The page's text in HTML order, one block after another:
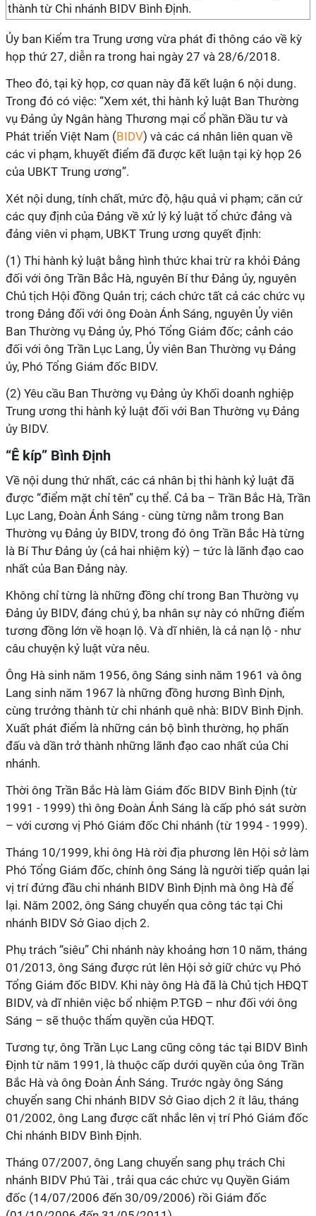
thành từ Chi nhánh BIDV Bình Định.
Ủy ban Kiểm tra Trung ương vừa phát đi thông cáo về kỳ
họp thứ 27, diễn ra trong hai ngày 27 và 28/6/2018.
Theo đó, tại kỳ họp, cơ quan này đã kết luận 6 nội dung.
Trong đó có việc: “Xem xét, thi hành kỷ luật Ban Thường
vụ Đảng ủy Ngân hàng Thương mại cổ phần Đầu tư và
Phát triển Việt Nam (BIDV) và các cá nhân liên quan về
các vi phạm, khuyết điểm đã được kết luận tại kỳ họp 26
của UBKT Trung ương”.
Xét nội dung, tính chất, mức độ, hậu quả vi phạm; căn cứ
các quy định của Đảng về xử lý kỷ luật tổ chức đảng và
đảng viên vi phạm, UBKT Trung ương quyết định:
(1) Thi hành kỷ luật bằng hình thức khai trừ ra khỏi Đảng
đối với ông Trần Bắc Hà, nguyên Bí thư Đảng ủy, nguyên
Chủ tịch Hội đồng Quản trị; cách chức tất cả các chức vụ
trong Đảng đối với ông Đoàn Ánh Sáng, nguyên Ủy viên
Ban Thường vụ Đảng ủy, Phó Tổng Giám đốc; cảnh cáo
đối với ông Trần Lục Lang, Ủy viên Ban Thường vụ Đảng
ủy, Phó Tổng Giám đốc BIDV.
(2) Yêu cầu Ban Thường vụ Đảng ủy Khối doanh nghiệp
Trung ương thi hành kỷ luật đối với Ban Thường vụ Đảng
ủy BIDV.
“Ê kíp” Bình Định
Về nội dung thứ nhất, các cá nhân bị thi hành kỷ luật đã
được “điểm mặt chỉ tên” cụ thể. Cả ba – Trần Bắc Hà, Trần
Lục Lang, Đoàn Ánh Sáng - cùng từng nằm trong Ban
Thường vụ Đảng ủy BIDV, trong đó ông Trần Bắc Hà từng
là Bí Thư Đảng ủy (cả hai nhiệm kỳ) – tức là lãnh đạo cao
nhất của Ban Đảng này.
Không chỉ từng là những đồng chí trong Ban Thường vụ
Đảng ủy BIDV, đáng chú ý, ba nhân sự này có những điểm
tương đồng lớn về hoạn lộ. Và dĩ nhiên, là cả nạn lộ - như
câu chuyện kỷ luật vừa nêu.
Ông Hà sinh năm 1956, ông Sáng sinh năm 1961 và ông
Lang sinh năm 1967 là những đồng hương Bình Định,
cùng trưởng thành từ chi nhánh quê nhà: BIDV Bình Định.
Xuất phát điểm là những cán bộ bình thường, họ phấn
đấu và dần trở thành những lãnh đạo cao nhất của Chi
nhánh.
Thời ông Trần Bắc Hà làm Giám đốc BIDV Bình Định (từ
1991 - 1999) thì ông Đoàn Ánh Sáng là cấp phó sát sườn
– với cương vị Phó Giám đốc Chi nhánh (từ 1994 - 1999).
Tháng 10/1999, khi ông Hà rời địa phương lên Hội sở làm
Phó Tổng Giám đốc, chính ông Sáng là người tiếp quản lại
vị trí đứng đầu chi nhánh BIDV Bình Định mà ông Hà để
lại. Năm 2002, ông Sáng chuyển qua công tác tại Chi
nhánh BIDV Sở Giao dịch 2.
Phụ trách “siêu” Chi nhánh này khoảng hơn 10 năm, tháng
01/2013, ông Sáng được rút lên Hội sở giữ chức vụ Phó
Tổng Giám đốc BIDV. Khi này ông Hà đã là Chủ tịch HĐQT
BIDV, và dĩ nhiên việc bổ nhiệm P.TGĐ – như đối với ông
Sáng – sẽ thuộc thẩm quyền của HĐQT.
Tương tự, ông Trần Lục Lang cũng công tác tại BIDV Bình
Định từ năm 1991, là thuộc cấp dưới quyền của ông Trần
Bắc Hà và ông Đoàn Ánh Sáng. Trước ngày ông Sáng
chuyển sang Chi nhánh BIDV Sở Giao dịch 2 ít lâu, tháng
01/2002, ông Lang được cất nhắc lên vị trí Phó Giám đốc
Chi nhánh BIDV Bình Định.
Tháng 07/2007, ông Lang chuyển sang phụ trách Chi
nhánh BIDV Phú Tài , trải qua các chức vụ Quyền Giám
đốc (14/07/2006 đến 30/09/2006) rồi Giám đốc